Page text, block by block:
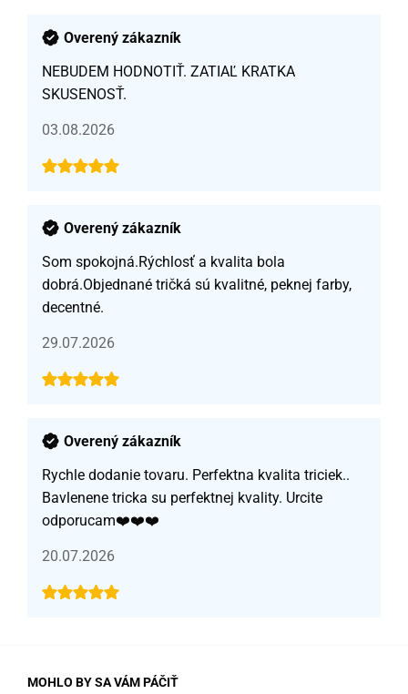
Overený zákazník
NEBUDEM HODNOTIŤ. ZATIAĽ KRATKA
SKUSENOSŤ.
03.08.2026
Overený zákazník
Som spokojná.Rýchlosť a kvalita bola
dobrá.Objednané tričká sú kvalitné, peknej farby,
decentné.
29.07.2026
Overený zákazník
Rychle dodanie tovaru. Perfektna kvalita triciek..
Bavlenene tricka su perfektnej kvality. Urcite
odporucam❤️❤️❤️
20.07.2026
MOHLO BY SA VÁM PÁČIŤ